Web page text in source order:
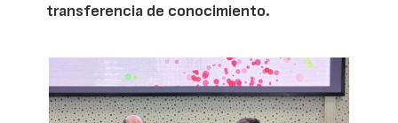
transferencia de conocimiento.